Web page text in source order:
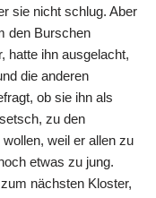
sie nicht schlug. Aber
den Burschen
hatte ihn ausgelacht,
die anderen
ob sie ihn als
zu den
weil er allen zu
etwas zu jung.
nächsten Kloster,